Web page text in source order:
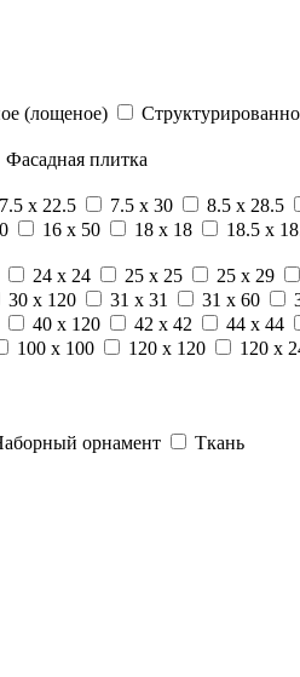
(лощеное)
Фасадная плитка
7.5 x 22.5 7.5 x 30 8.5 x 28.5
16 x 50 18 x 18 18.5 x
24 x 24 25 x 25 25 x 29
30 x 120 31 x 31 31 x 60
40 x 120 42 x 42 44 x 44
100 x 100 120 x 120 120 x
орнамент Ткань